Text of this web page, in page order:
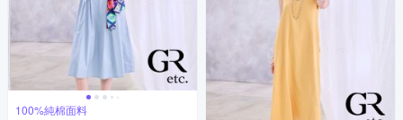
100%純棉面料